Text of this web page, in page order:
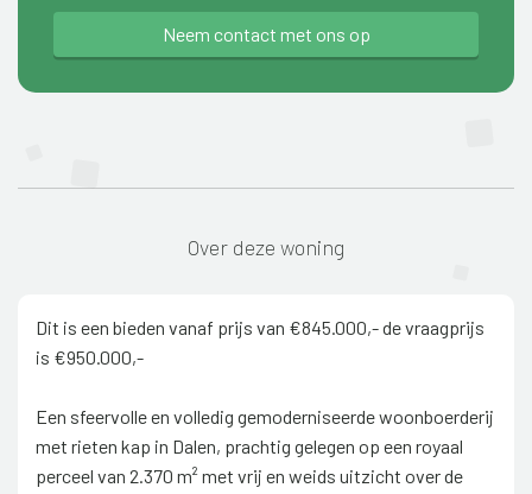
Neem contact met ons op
Over deze woning
Dit is een bieden vanaf prijs van €845.000,- de vraagprijs
is €950.000,-
Een sfeervolle en volledig gemoderniseerde woonboerderij
met rieten kap in Dalen, prachtig gelegen op een royaal
perceel van 2.370 m² met vrij en weids uitzicht over de